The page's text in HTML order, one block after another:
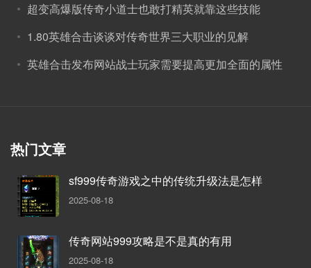
超变高爆版传奇小道士也敢打精英就靠这些技能
1.80英雄合击谈谈对传奇世界三大职业的见解
英雄合击发布网站战士玩家需要提高更加全面的属性
热门文章
sf999传奇游戏之中的传统升级法是怎样
2025-08-18
传奇网站999攻略是不是真的有用
2025-08-18